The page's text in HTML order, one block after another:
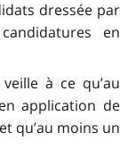
dressée par
en
à ce qu’au
application de
qu’au moins un